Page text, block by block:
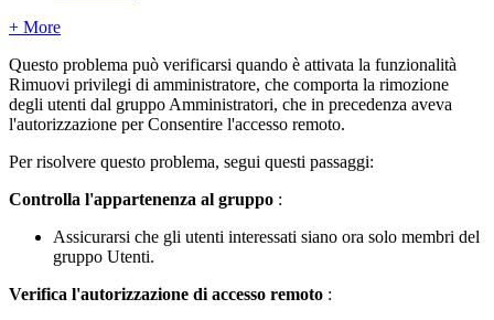
+ More
Questo problema può verificarsi quando è attivata la funzionalità
Rimuovi privilegi di amministratore, che comporta la rimozione
degli utenti dal gruppo Amministratori, che in precedenza aveva
l'autorizzazione per Consentire l'accesso remoto.
Per risolvere questo problema, segui questi passaggi:
Controlla l'appartenenza al gruppo :
Assicurarsi che gli utenti interessati siano ora solo membri del
gruppo Utenti.
Verifica l'autorizzazione di accesso remoto :